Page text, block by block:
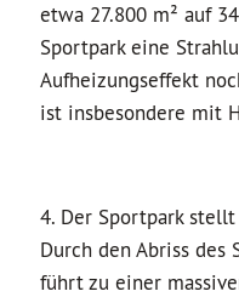
etwa 27.800 m² auf
Sportpark eine
Aufheizungseffekt
ist insbesondere mit
4. Der Sportpark
Durch den Abriss
führt zu einer